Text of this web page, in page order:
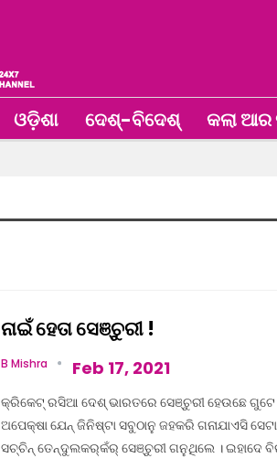
ଓଡ଼ିଶା ଦେଶ୍‌-ବିଦେଶ୍‌ କଲା ଆର
ନାଇଁ ହେତା ସେଞ୍ଚୁରୀ !
B Mishra Feb 17, 2021
କ୍ରିକେଟ୍ ରସିଆ ଦେଶ୍ ଭାରତରେ ସେଞ୍ଚୁରୀ ହେଉଛେ
ଅପେକ୍ଷା ଯେନ୍ ଜିନିଷ୍‌ଟା ସବୁଠାନୁ ଜହକରି ଗନାଯାଏସି
ସଚ୍ଚିନ୍ ତେନ୍ଦୁଲକର୍‌କଁର୍ ସେଞ୍ଚୁରୀ ଗନୁଥିଲେ । ଇହାଦେ